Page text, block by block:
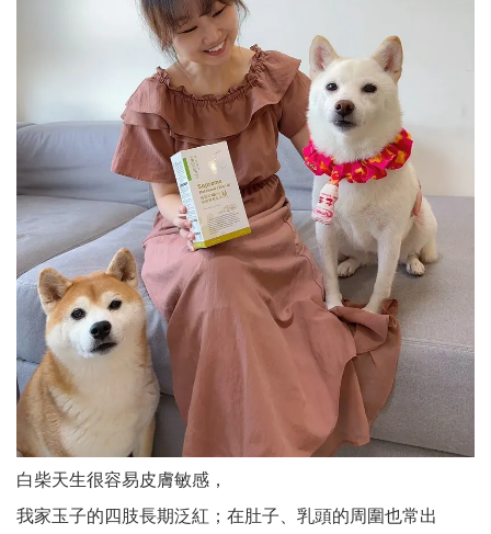
白柴天生很容易皮膚敏感，
我家玉子的四肢長期泛紅；在肚子、乳頭的周圍也常出